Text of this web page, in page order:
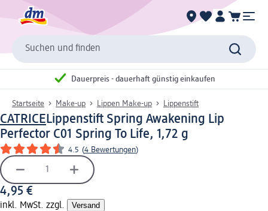
Suchen und finden
Dauerpreis - dauerhaft günstig einkaufen
Startseite Make-up Lippen Make-up Lippenstift
CATRICELippenstift Spring Awakening Lip
Perfector C01 Spring To Life, 1,72 g
4.5 (4 Bewertungen)
4,95 €
inkl. MwSt. zzgl. Versand